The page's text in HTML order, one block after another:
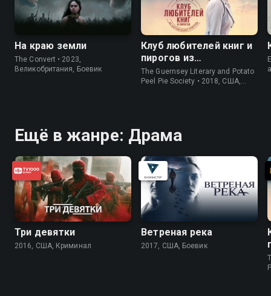
На краю земли
The Convert • 2023,
Великобритания, Боевик
Клуб любителей книг и
пирогов из
картофельных
очистков
The Guernsey Literary and Potato
Peel Pie Society • 2018, США,
Ещё в жанре: Драма
Три девятки
2016, США, Криминал
Ветреная река
2017, США, Боевик